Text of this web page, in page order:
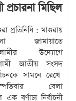
মিছিল
প্রতিনিধি : মাগুরায়
জামায়াতে
উদ্যোগে
জাতীয় সংসদ
সামনে রেখে
বেলা
বর্ণাঢ্য নির্বাচনী